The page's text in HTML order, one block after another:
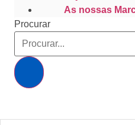
As nossas
Procurar